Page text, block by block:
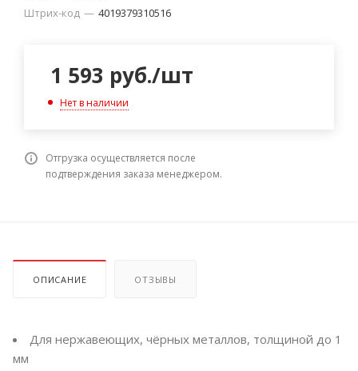
Штрих-код — 4019379310516
1 593 руб./шт
Нет в наличии
Отгрузка осуществляется после
подтверждения заказа менеджером.
ОПИСАНИЕ ОТЗЫВЫ
Для нержавеющих, чёрных металлов, толщиной до 1
мм